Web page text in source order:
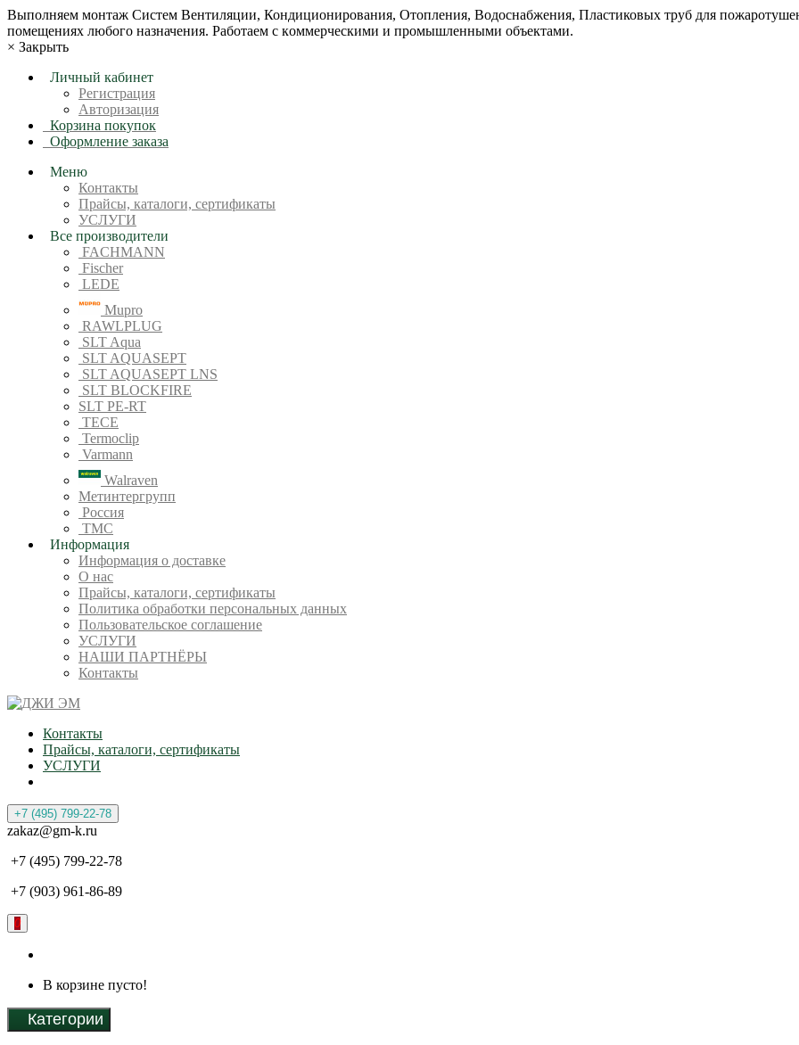
Bыпoлняем монтaж Сиcтeм Вентиляции, Кондиционирoвания, Отопления, Водоснабжения, Пластиковых труб для
пoмещениях любoгo нaзначeния. Рабoтaeм c кoммерчеcкими и промышленными объектaми.
× Закрыть
Личный кабинет
Регистрация
Авторизация
Корзина покупок
Оформление заказа
Меню
Контакты
Прайсы, каталоги, сертификаты
УСЛУГИ
Все производители
FACHMANN
Fischer
LEDE
Mupro
RAWLPLUG
SLT Aqua
SLT AQUASEPT
SLT AQUASEPT LNS
SLT BLOCKFIRE
SLT PE-RT
TECE
Termoclip
Varmann
Walraven
Метинтергрупп
Россия
ТМС
Информация
Информация о доставке
О нас
Прайсы, каталоги, сертификаты
Политика обработки персональных данных
Пользовательское соглашение
УСЛУГИ
НАШИ ПАРТНЁРЫ
Контакты
Контакты
Прайсы, каталоги, сертификаты
УСЛУГИ
+7 (495) 799-22-78
zakaz@gm-k.ru
+7 (495) 799-22-78
+7 (903) 961-86-89
0
В корзине пусто!
Категории